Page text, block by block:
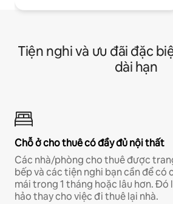
Tiện nghi và ưu đãi đặc
dài hạn
Chỗ ở cho thuê có đầy đủ nội thất
Các nhà/phòng cho thuê được
bếp và các tiện nghi bạn cần để có
mái trong 1 tháng hoặc lâu hơn. Đó
hảo thay cho việc đi thuê lại nhà.